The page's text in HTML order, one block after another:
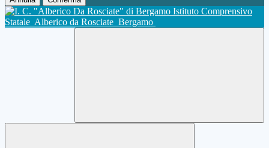
Istituto Comprensivo
Statale Alberico da Rosciate Bergamo